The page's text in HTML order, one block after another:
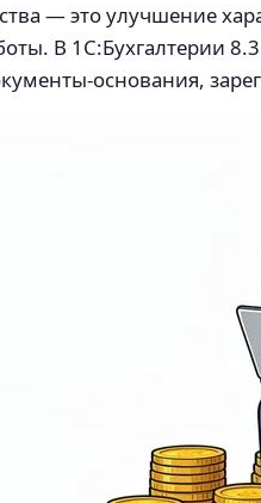
— это улучшение
В 1С:Бухгалтерии
основания,